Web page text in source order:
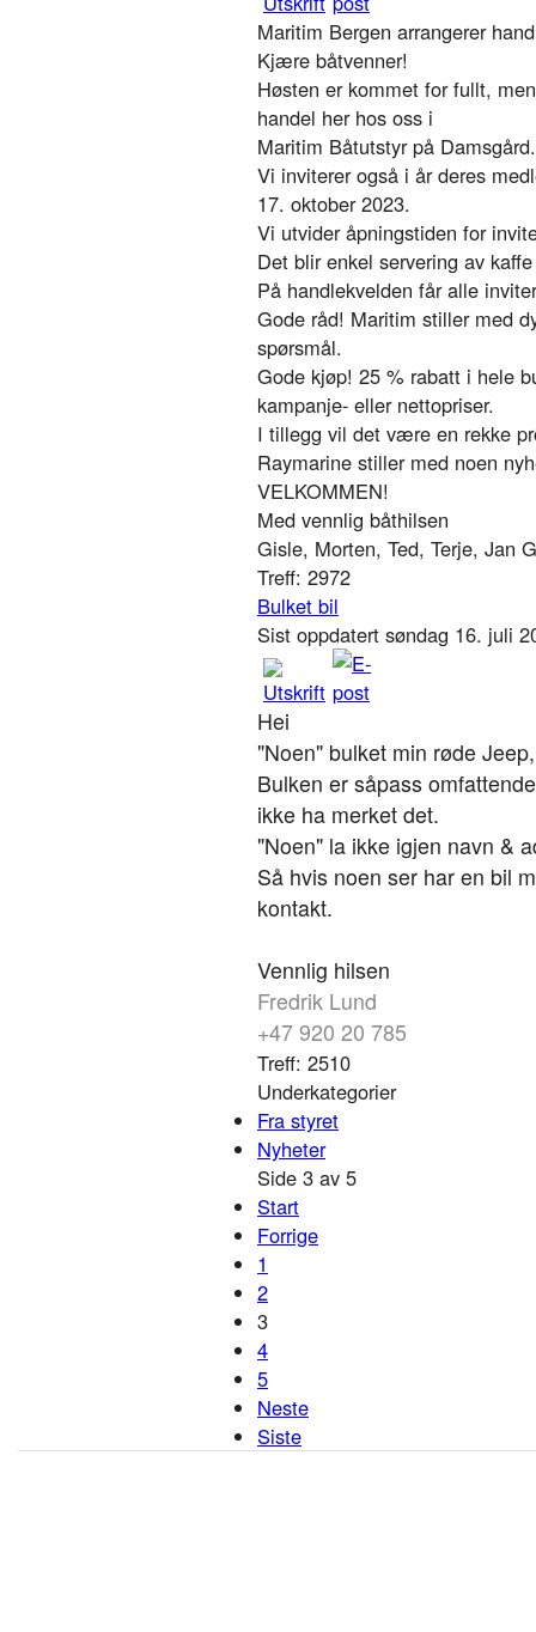
Maritim Bergen arrangerer
Kjære båtvenner!
Høsten er kommet for fullt,
handel her hos oss i
Maritim Båtutstyr på Damsgård.
Vi inviterer også i år deres
17. oktober 2023.
Vi utvider åpningstiden for
Det blir enkel servering av
På handlekvelden får alle
Gode råd! Maritim stiller med
spørsmål.
Gode kjøp! 25 % rabatt i hele
kampanje- eller nettopriser.
I tillegg vil det være en rekke
Raymarine stiller med noen
VELKOMMEN!
Med vennlig båthilsen
Gisle, Morten, Ted, Terje, Jan
Treff: 2972
Bulket bil
Sist oppdatert søndag 16. juli
Hei
"Noen" bulket min røde
Bulken er såpass
ikke ha merket det.
"Noen" la ikke igjen navn &
Så hvis noen ser har en bil
kontakt.
Vennlig hilsen
Fredrik Lund
+47 920 20 785
Treff: 2510
Underkategorier
Fra styret
Nyheter
Side 3 av 5
Start
Forrige
1
2
3
4
5
Neste
Siste